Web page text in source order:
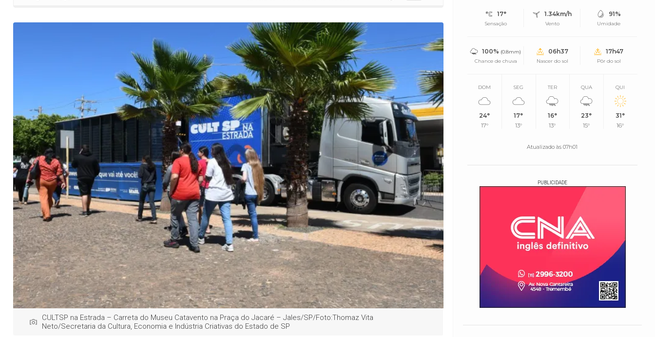
CULTSP na Estrada – Carreta do Museu Catavento na Praça do Jacaré – Jales/SP/Foto:Thomaz Vita
Neto/Secretaria da Cultura, Economia e Indústria Criativas do Estado de SP
17°
Sensação
1.34km/h
Vento
91%
Umidade
100% (0.8mm)
Chance de chuva
06h37
Nascer do sol
17h47
Pôr do sol
DOM
24°
17°
SEG
17°
13°
TER
16°
13°
QUA
23°
15°
QUI
31°
16°
Atualizado às 07h01
PUBLICIDADE